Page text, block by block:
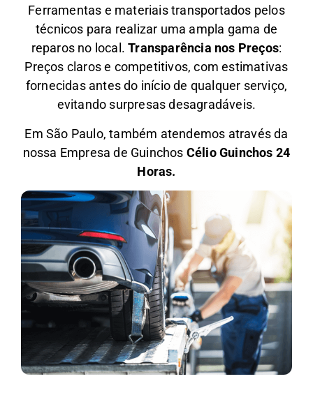
Ferramentas e materiais transportados pelos
técnicos para realizar uma ampla gama de
reparos no local.Transparência nos Preços:
Preços claros e competitivos, com estimativas
fornecidas antes do início de qualquer serviço,
evitando surpresas desagradáveis.
Em São Paulo, também atendemos através da
nossa Empresa de Guinchos Célio Guinchos 24
Horas.